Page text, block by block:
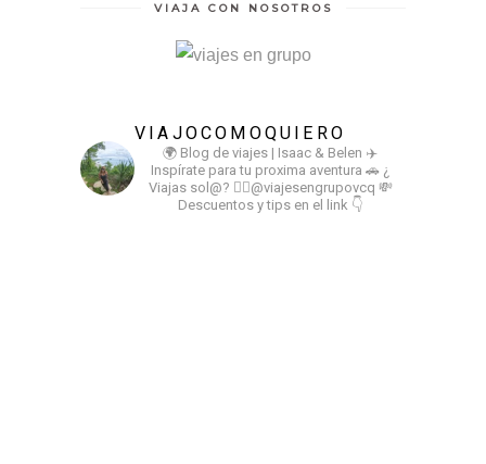
VIAJA CON NOSOTROS
VIAJOCOMOQUIERO
🌍 Blog de viajes | Isaac & Belen ✈️
Inspírate para tu proxima aventura 🚗 ¿
Viajas sol@? 👉🏻@viajesengrupovcq 💸
Descuentos y tips en el link 👇